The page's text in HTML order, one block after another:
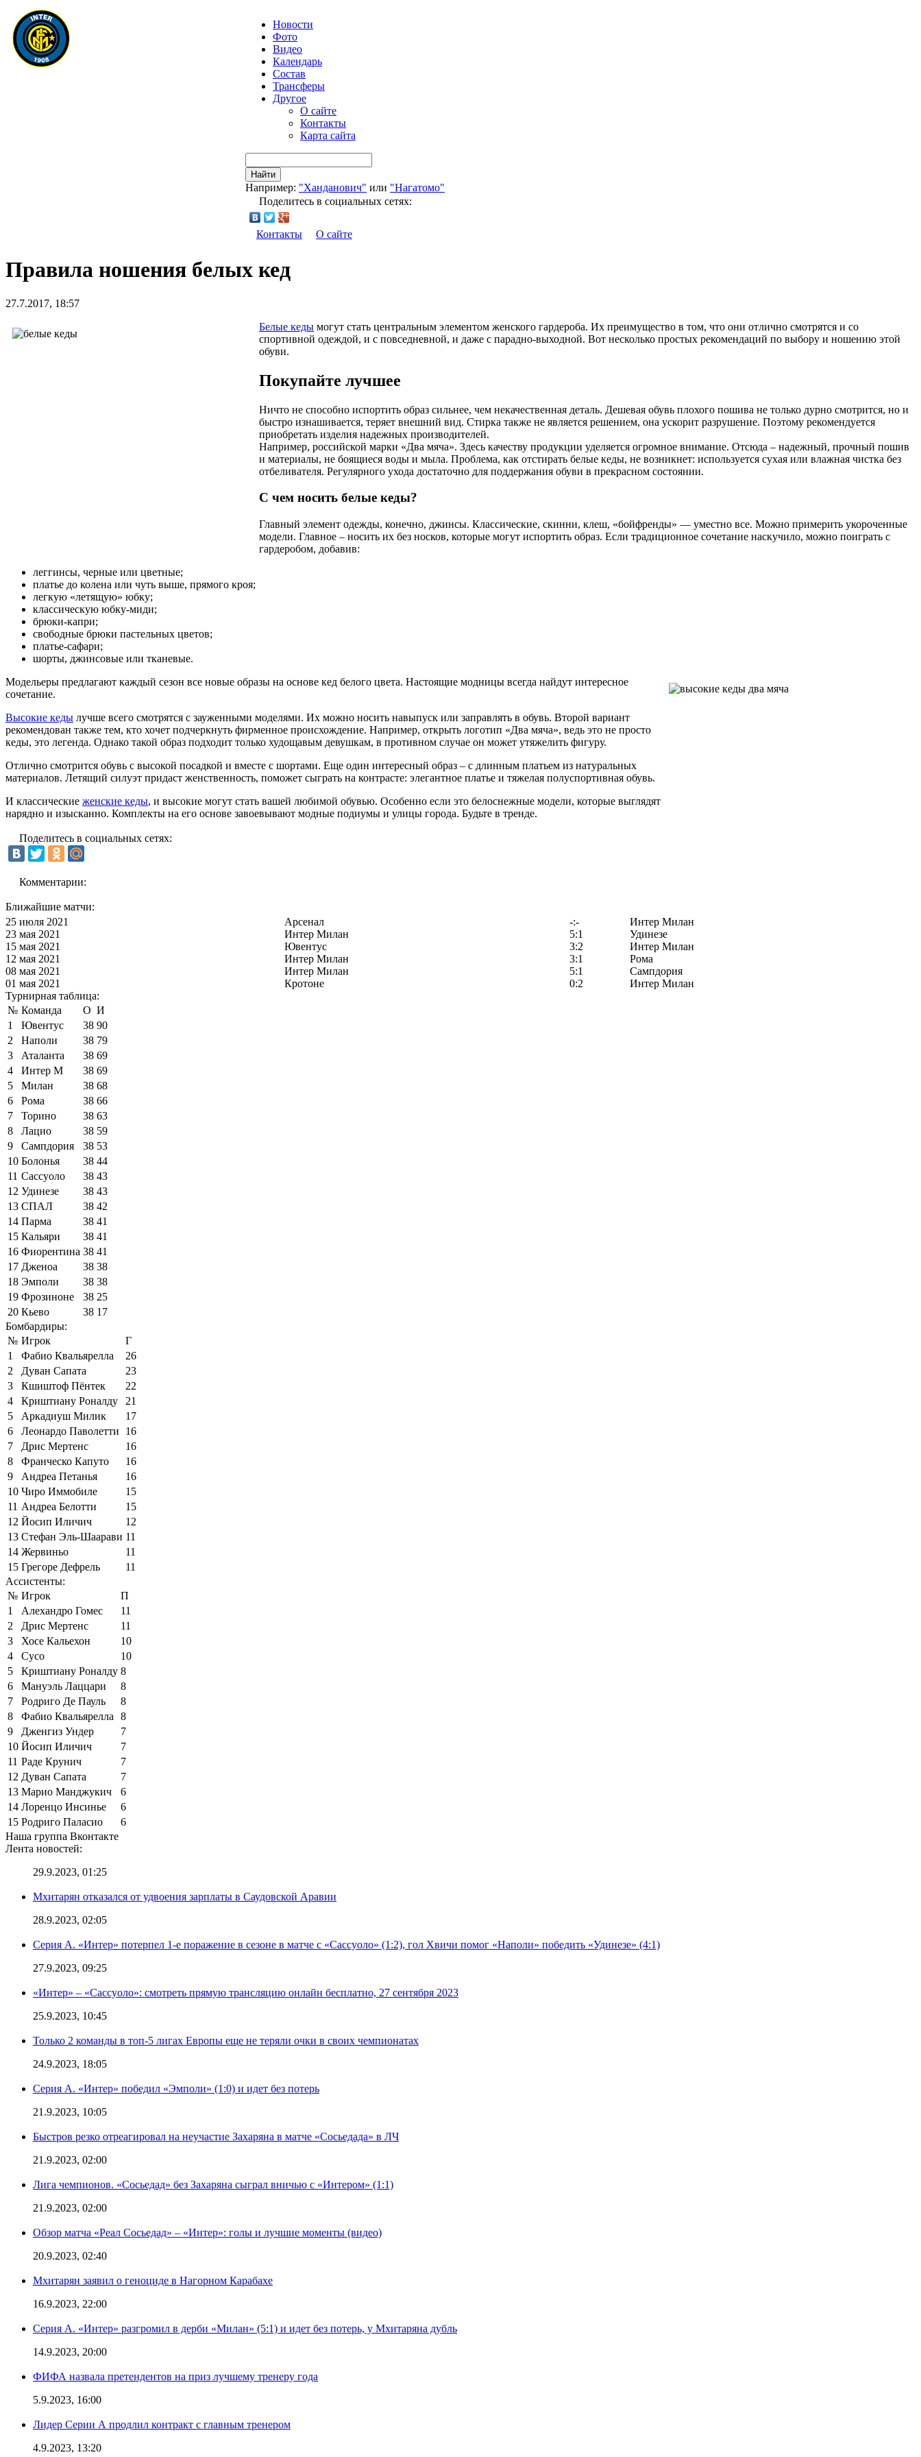
Новости
Фото
Видео
Календарь
Состав
Трансферы
Другое
О сайте
Контакты
Карта сайта
Найти
Например: "Ханданович" или "Нагатомо"
Поделитесь в социальных сетях:
Контакты О сайте
Правила ношения белых кед
27.7.2017, 18:57
Белые кеды могут стать центральным элементом женского гардероба. Их преимущество в том, что они отлично смотрятся и со
спортивной одеждой, и с повседневной, и даже с парадно-выходной. Вот несколько простых рекомендаций по выбору и ношению этой
обуви.
Покупайте лучшее
Ничто не способно испортить образ сильнее, чем некачественная деталь. Дешевая обувь плохого пошива не только дурно смотрится, но и
быстро изнашивается, теряет внешний вид. Стирка также не является решением, она ускорит разрушение. Поэтому рекомендуется
приобретать изделия надежных производителей.
Например, российской марки «Два мяча». Здесь качеству продукции уделяется огромное внимание. Отсюда – надежный, прочный пошив
и материалы, не боящиеся воды и мыла. Проблема, как отстирать белые кеды, не возникнет: используется сухая или влажная чистка без
отбеливателя. Регулярного ухода достаточно для поддержания обуви в прекрасном состоянии.
С чем носить белые кеды?
Главный элемент одежды, конечно, джинсы. Классические, скинни, клеш, «бойфренды» — уместно все. Можно примерить укороченные
модели. Главное – носить их без носков, которые могут испортить образ. Если традиционное сочетание наскучило, можно поиграть с
гардеробом, добавив:
леггинсы, черные или цветные;
платье до колена или чуть выше, прямого кроя;
легкую «летящую» юбку;
классическую юбку-миди;
брюки-капри;
свободные брюки пастельных цветов;
платье-сафари;
шорты, джинсовые или тканевые.
Модельеры предлагают каждый сезон все новые образы на основе кед белого цвета. Настоящие модницы всегда найдут интересное
сочетание.
Высокие кеды лучше всего смотрятся с зауженными моделями. Их можно носить навыпуск или заправлять в обувь. Второй вариант
рекомендован также тем, кто хочет подчеркнуть фирменное происхождение. Например, открыть логотип «Два мяча», ведь это не просто
кеды, это легенда. Однако такой образ подходит только худощавым девушкам, в противном случае он может утяжелить фигуру.
Отлично смотрится обувь с высокой посадкой и вместе с шортами. Еще один интересный образ – с длинным платьем из натуральных
материалов. Летящий силуэт придаст женственность, поможет сыграть на контрасте: элегантное платье и тяжелая полуспортивная обувь.
И классические женские кеды, и высокие могут стать вашей любимой обувью. Особенно если это белоснежные модели, которые выглядят
нарядно и изысканно. Комплекты на его основе завоевывают модные подиумы и улицы города. Будьте в тренде.
Поделитесь в социальных сетях:
Комментарии:
Ближайшие матчи:
25 июля 2021
Арсенал -:-
Интер Милан
23 мая 2021
Интер Милан 5:1
Удинезе
15 мая 2021
Ювентус 3:2
Интер Милан
12 мая 2021
Интер Милан 3:1
Рома
08 мая 2021
Интер Милан 5:1
Сампдория
01 мая 2021
Кротоне 0:2
Интер Милан
Турнирная таблица:
№ Команда О И
1
Ювентус 38 90
2
Наполи 38 79
3
Аталанта 38 69
4
Интер М 38 69
5
Милан 38 68
6
Рома 38 66
7
Торино 38 63
8
Лацио 38 59
9
Сампдория 38 53
10 Болонья 38 44
11 Сассуоло 38 43
12 Удинезе 38 43
13 СПАЛ 38 42
14 Парма 38 41
15 Кальяри 38 41
16 Фиорентина 38 41
17 Дженоа 38 38
18 Эмполи 38 38
19 Фрозиноне 38 25
20 Кьево 38 17
Бомбардиры:
№ Игрок
Г
1
Фабио Квальярелла
26
2
Дуван Сапата
23
3
Кшиштоф Пёнтек
22
4
Криштиану Роналду
21
5
Аркадиуш Милик
17
6
Леонардо Паволетти
16
7
Дрис Мертенс
16
8
Франческо Капуто
16
9
Андреа Петанья
16
10 Чиро Иммобиле
15
11 Андреа Белотти
15
12 Йосип Иличич
12
13 Стефан Эль-Шаарави 11
14 Жервиньо
11
15 Грегоре Дефрель
11
Ассистенты:
№ Игрок
П
1
Алехандро Гомес
11
2
Дрис Мертенс
11
3
Хосе Кальехон
10
4
Сусо
10
5
Криштиану Роналду 8
6
Мануэль Лаццари
8
7
Родриго Де Пауль
8
8
Фабио Квальярелла
8
9
Дженгиз Ундер
7
10 Йосип Иличич
7
11 Раде Крунич
7
12 Дуван Сапата
7
13 Марио Манджукич
6
14 Лоренцо Инсинье
6
15 Родриго Паласио
6
Наша группа Вконтакте
Лента новостей:
29.9.2023, 01:25
Мхитарян отказался от удвоения зарплаты в Саудовской Аравии
28.9.2023, 02:05
Серия А. «Интер» потерпел 1-е поражение в сезоне в матче с «Сассуоло» (1:2), гол Хвичи помог «Наполи» победить «Удинезе» (4:1)
27.9.2023, 09:25
«Интер» – «Сассуоло»: смотреть прямую трансляцию онлайн бесплатно, 27 сентября 2023
25.9.2023, 10:45
Только 2 команды в топ-5 лигах Европы еще не теряли очки в своих чемпионатах
24.9.2023, 18:05
Серия А. «Интер» победил «Эмполи» (1:0) и идет без потерь
21.9.2023, 10:05
Быстров резко отреагировал на неучастие Захаряна в матче «Сосьедада» в ЛЧ
21.9.2023, 02:00
Лига чемпионов. «Сосьедад» без Захаряна сыграл вничью с «Интером» (1:1)
21.9.2023, 02:00
Обзор матча «Реал Сосьедад» – «Интер»: голы и лучшие моменты (видео)
20.9.2023, 02:40
Мхитарян заявил о геноциде в Нагорном Карабахе
16.9.2023, 22:00
Серия А. «Интер» разгромил в дерби «Милан» (5:1) и идет без потерь, у Мхитаряна дубль
14.9.2023, 20:00
ФИФА назвала претендентов на приз лучшему тренеру года
5.9.2023, 16:00
Лидер Серии А продлил контракт с главным тренером
4.9.2023, 13:20